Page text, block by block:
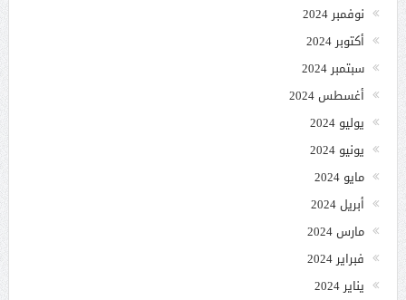
نوفمبر 2024
أكتوبر 2024
سبتمبر 2024
أغسطس 2024
يوليو 2024
يونيو 2024
مايو 2024
أبريل 2024
مارس 2024
فبراير 2024
يناير 2024